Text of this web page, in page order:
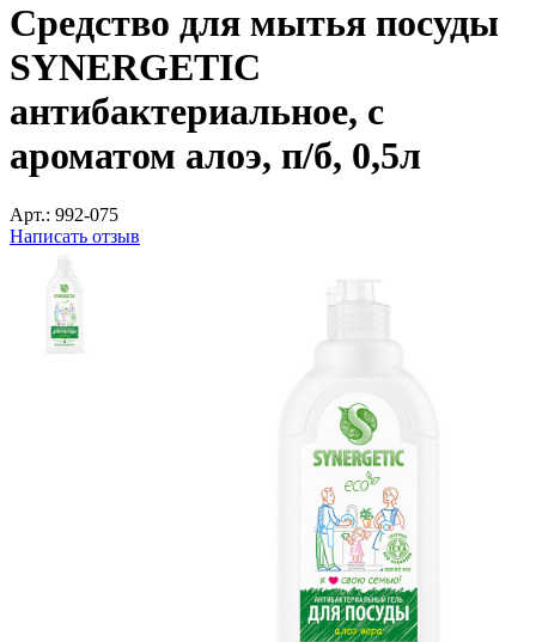
Средство для мытья посуды
SYNERGETIC
антибактериальное, с
ароматом алоэ, п/б, 0,5л
Арт.: 992-075
Написать отзыв